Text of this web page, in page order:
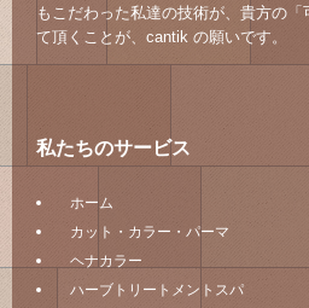
もこだわった私達の技術が、貴方の
て頂くことが、cantik の願いです。
私たちのサービス
ホーム
カット・カラー・パーマ
ヘナカラー
ハーブトリートメントスパ